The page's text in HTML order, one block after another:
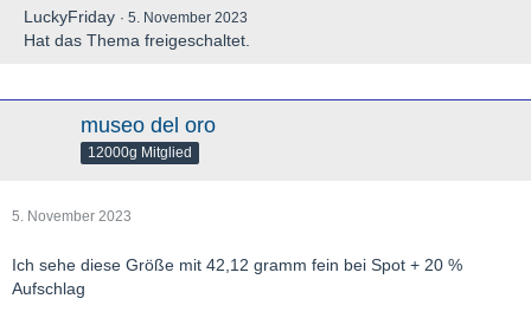
LuckyFriday 5. November 2023
Hat das Thema freigeschaltet.
museo del oro
12000g Mitglied
5. November 2023
Ich sehe diese Größe mit 42,12 gramm fein bei Spot + 20 %
Aufschlag